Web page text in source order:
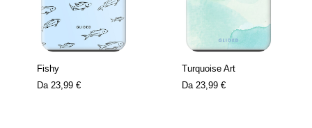
Fishy
Da 23,99 €
Turquoise Art
Da 23,99 €